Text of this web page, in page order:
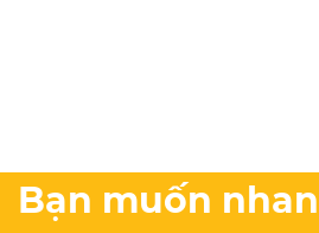
Bạn muốn